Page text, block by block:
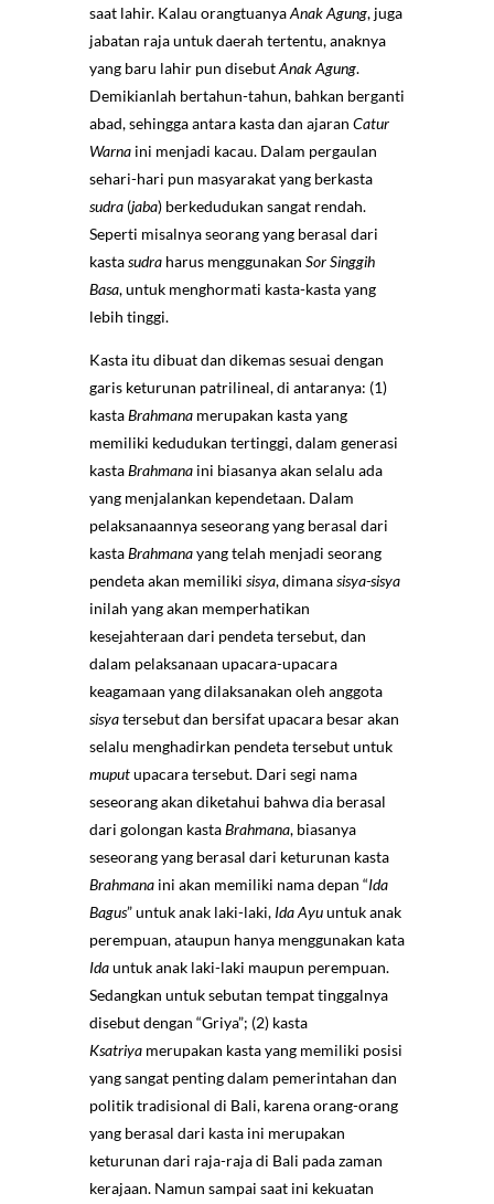
saat lahir. Kalau orangtuanyaAnak Agung, juga
jabatan raja untuk daerah tertentu, anaknya
yang baru lahir pun disebutAnak Agung.
Demikianlah bertahun-tahun, bahkan berganti
abad, sehingga antara kasta dan ajaran Catur
Warnaini menjadi kacau. Dalam pergaulan
sehari-hari pun masyarakat yang berkasta
sudra(jaba) berkedudukan sangat rendah.
Seperti misalnya seorang yang berasal dari
kastasudraharus menggunakan Sor Singgih
Basa, untuk menghormati kasta-kasta yang
lebih tinggi.
Kasta itu dibuat dan dikemas sesuai dengan
garis keturunan patrilineal, di antaranya: (1)
kastaBrahmanamerupakan kasta yang
memiliki kedudukan tertinggi, dalam generasi
kastaBrahmanaini biasanya akan selalu ada
yang menjalankan kependetaan. Dalam
pelaksanaannya seseorang yang berasal dari
kastaBrahmanayang telah menjadi seorang
pendeta akan memiliki sisya, dimanasisya-sisya
inilah yang akan memperhatikan
kesejahteraan dari pendeta tersebut, dan
dalam pelaksanaan upacara-upacara
keagamaan yang dilaksanakan oleh anggota
sisyatersebut dan bersifat upacara besar akan
selalu menghadirkan pendeta tersebut untuk
muputupacara tersebut. Dari segi nama
seseorang akan diketahui bahwa dia berasal
dari golongan kastaBrahmana, biasanya
seseorang yang berasal dari keturunan kasta
Brahmanaini akan memiliki nama depan “Ida
Bagus” untuk anak laki-laki, Ida Ayuuntuk anak
perempuan, ataupun hanya menggunakan kata
Idauntuk anak laki-laki maupun perempuan.
Sedangkan untuk sebutan tempat tinggalnya
disebut dengan “Griya”; (2) kasta
Ksatriyamerupakan kasta yang memiliki posisi
yang sangat penting dalam pemerintahan dan
politik tradisional di Bali, karena orang-orang
yang berasal dari kasta ini merupakan
keturunan dari raja-raja di Bali pada zaman
kerajaan. Namun sampai saat ini kekuatan